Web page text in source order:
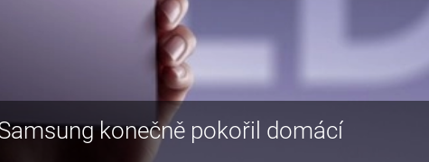
konečně pokořil domácí